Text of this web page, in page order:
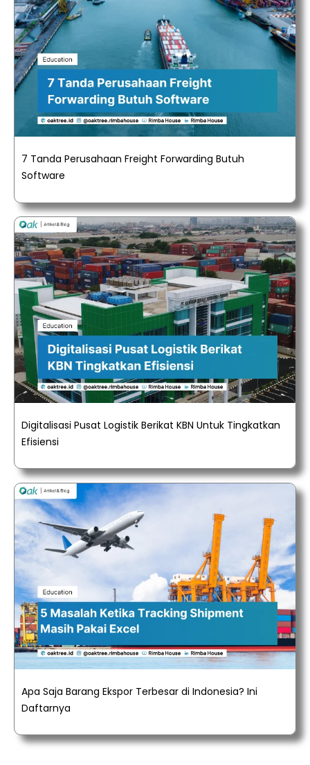
7 Tanda Perusahaan Freight Forwarding Butuh
Software
Digitalisasi Pusat Logistik Berikat KBN Untuk Tingkatkan
Efisiensi
Apa Saja Barang Ekspor Terbesar di Indonesia? Ini
Daftarnya